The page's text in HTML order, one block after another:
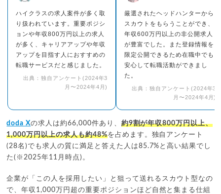
ハイクラスの求人案件が多く取
り扱われています。重要ポジシ
ョンや年収800万円以上の求人
が多く、キャリアアップや年収
アップを目指す人におすすめの
転職サービスだと感じました。
出典：独自アンケート(2024年3
月〜2024年4月)
厳選されたヘッドハンターから
スカウトをもらうことができ、
年収600万円以上の非公開求人
が豊富でした。また登録情報を
限定公開できるため在職中でも
安心して転職活動ができまし
た。
出典：独自アンケート(2024年3
月〜2024年4月)
doda Xの求人は約66,000件あり、 約9割が年収800万円以上、
1,000万円以上の求人も約48%を占めます。独自アンケート
(28名)でも求人の質に満足と答えた人は85.7%と高い結果でし
た(※2025年11月時点)。
企業が「この人を採用したい」と狙って送れるスカウト型なの
で、年収1,000万円超の重要ポジションほど自然と集まる仕組